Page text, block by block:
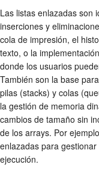
Las listas enlazadas son
inserciones y
cola de impresión, el
texto, o la
donde los usuarios
También son la base
pilas (stacks) y colas
la gestión de memoria
cambios de tamaño sin
de los arrays. Por
enlazadas para
ejecución.